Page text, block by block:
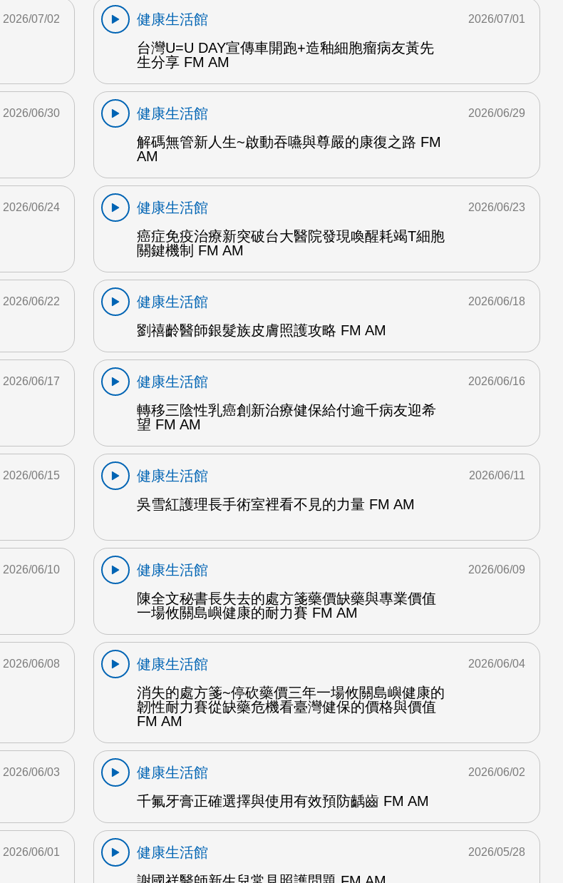
2026/07/02
健康生活館
台灣U=U DAY宣傳車開跑+造釉細胞瘤病友黃先
生分享 FM AM
2026/07/01
2026/06/30
健康生活館
解碼無管新人生~啟動吞嚥與尊嚴的康復之路 FM
AM
2026/06/29
2026/06/24
健康生活館
癌症免疫治療新突破台大醫院發現喚醒耗竭T細胞
關鍵機制 FM AM
2026/06/23
2026/06/22
健康生活館
劉禧齡醫師銀髮族皮膚照護攻略 FM AM
2026/06/18
2026/06/17
健康生活館
轉移三陰性乳癌創新治療健保給付逾千病友迎希
望 FM AM
2026/06/16
2026/06/15
健康生活館
吳雪紅護理長手術室裡看不見的力量 FM AM
2026/06/11
2026/06/10
健康生活館
陳全文秘書長失去的處方箋藥價缺藥與專業價值
一場攸關島嶼健康的耐力賽 FM AM
2026/06/09
2026/06/08
健康生活館
消失的處方箋~停砍藥價三年一場攸關島嶼健康的
韌性耐力賽從缺藥危機看臺灣健保的價格與價值
FM AM
2026/06/04
2026/06/03
健康生活館
千氟牙膏正確選擇與使用有效預防齲齒 FM AM
2026/06/02
2026/06/01
健康生活館
2026/05/28